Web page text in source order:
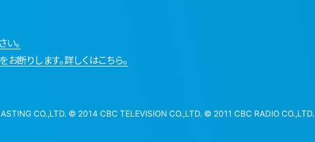
。
断りします。詳しくはこちら。
CO.,LTD. © 2014 CBC TELEVISION CO.,LTD. © 2011 CBC RADIO CO.,LTD.